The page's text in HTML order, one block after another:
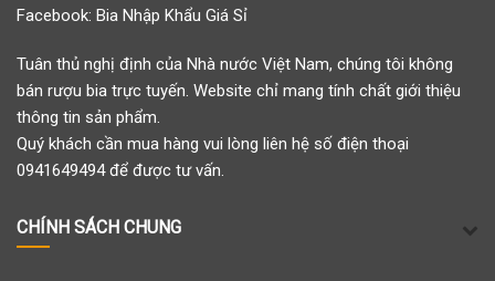
Facebook: Bia Nhập Khẩu Giá Sỉ
Tuân thủ nghị định của Nhà nước Việt Nam, chúng tôi không
bán rượu bia trực tuyến. Website chỉ mang tính chất giới thiệu
thông tin sản phẩm.
Quý khách cần mua hàng vui lòng liên hệ số điện thoại
0941649494 để được tư vấn.
CHÍNH SÁCH CHUNG